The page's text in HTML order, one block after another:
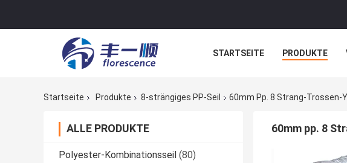
STARTSEITE PRODUKTE
Startseite
Produkte 8-strängiges PP-Seil 60mm Pp. 8 Strang-Trossen-
ALLE PRODUKTE
Polyester-Kombinationsseil (80)
60mm pp. 8